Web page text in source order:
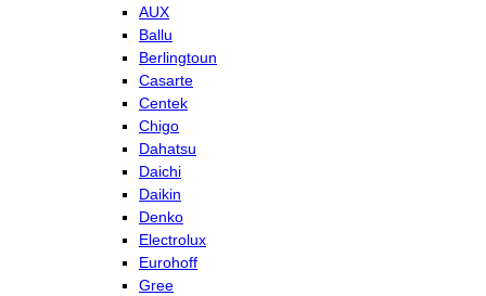
AUX
Ballu
Berlingtoun
Casarte
Centek
Chigo
Dahatsu
Daichi
Daikin
Denko
Electrolux
Eurohoff
Gree